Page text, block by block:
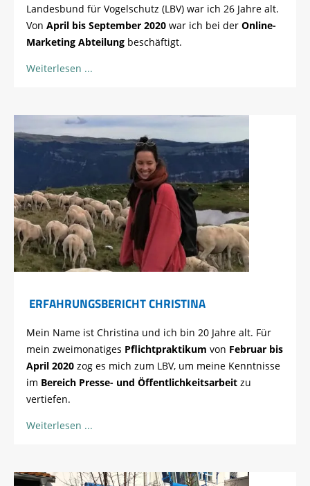
Landesbund für Vogelschutz (LBV) war ich 26 Jahre alt.
Von April bis September 2020 war ich bei der Online-
Marketing Abteilung beschäftigt.
Weiterlesen
ERFAHRUNGSBERICHT CHRISTINA
Mein Name ist Christina und ich bin 20 Jahre alt. Für
mein zweimonatiges Pflichtpraktikum von Februar bis
April 2020 zog es mich zum LBV, um meine Kenntnisse
im Bereich Presse- und Öffentlichkeitsarbeit zu
vertiefen.
Weiterlesen